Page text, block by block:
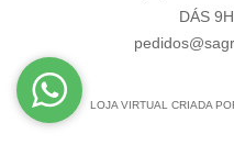
DÁS
LOJA VIRTUAL CRIADA